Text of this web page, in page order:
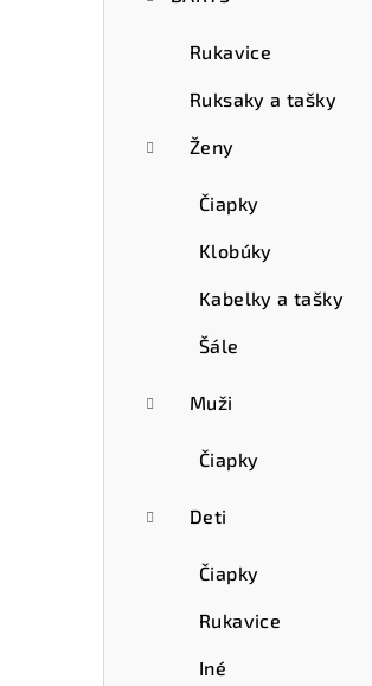
Rukavice
Ruksaky a tašky
Ženy
Čiapky
Klobúky
Kabelky a tašky
Šále
Muži
Čiapky
Deti
Čiapky
Rukavice
Iné